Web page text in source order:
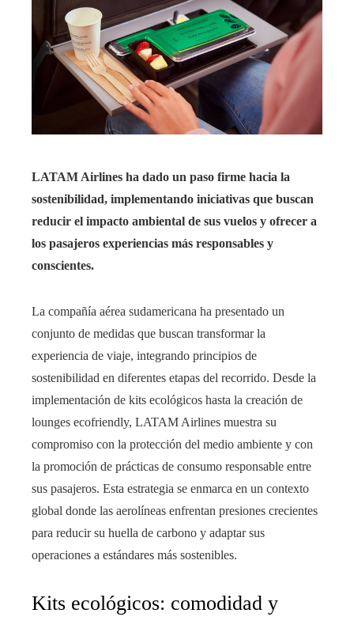
LATAM Airlines ha dado un paso firme hacia la
sostenibilidad, implementando iniciativas que buscan
reducir el impacto ambiental de sus vuelos y ofrecer a
los pasajeros experiencias más responsables y
conscientes.
La compañía aérea sudamericana ha presentado un
conjunto de medidas que buscan transformar la
experiencia de viaje, integrando principios de
sostenibilidad en diferentes etapas del recorrido. Desde la
implementación de kits ecológicos hasta la creación de
lounges ecofriendly, LATAM Airlines muestra su
compromiso con la protección del medio ambiente y con
la promoción de prácticas de consumo responsable entre
sus pasajeros. Esta estrategia se enmarca en un contexto
global donde las aerolíneas enfrentan presiones crecientes
para reducir su huella de carbono y adaptar sus
operaciones a estándares más sostenibles.
Kits ecológicos: comodidad y